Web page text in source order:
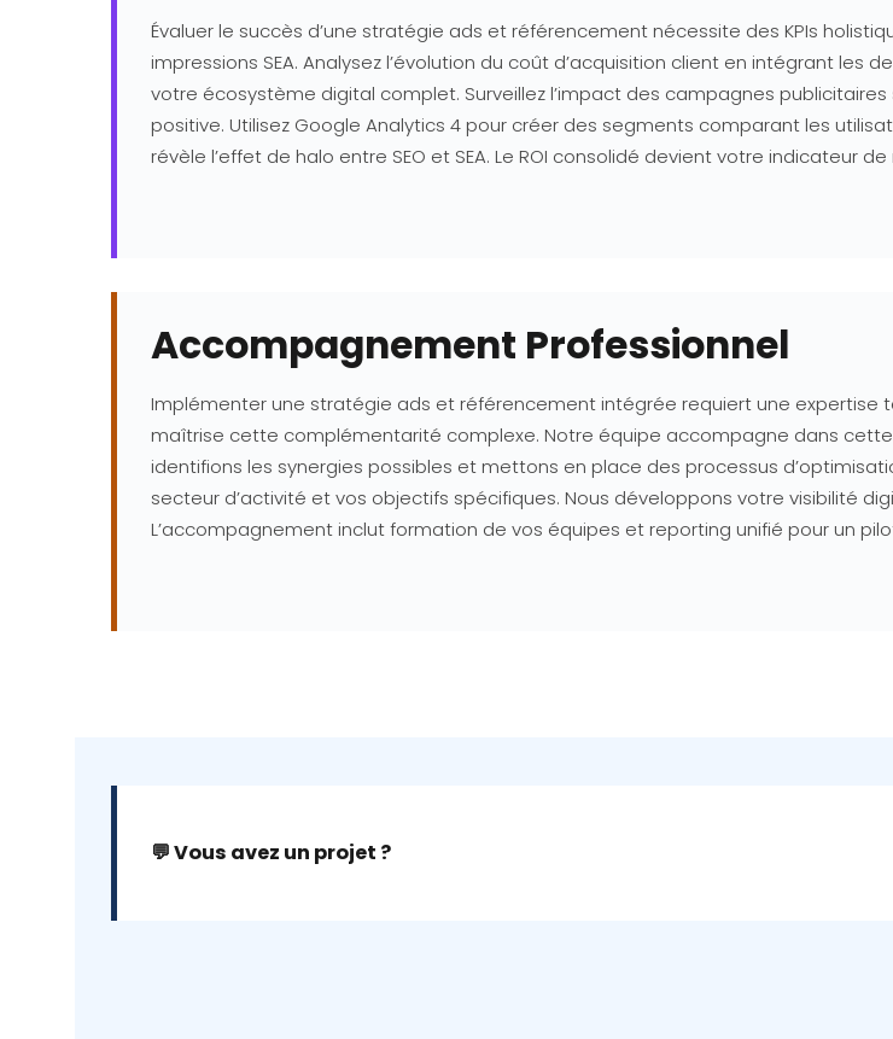
Évaluer le succès d’une stratégie ads et référencement nécessite des KPIs
impressions SEA. Analysez l’évolution du coût d’acquisition client en intégrant les
votre écosystème digital complet. Surveillez l’impact des campagnes
positive. Utilisez Google Analytics 4 pour créer des segments comparant les
révèle l’effet de halo entre SEO et SEA. Le ROI consolidé devient votre indicateur
Accompagnement Professionnel
Implémenter une stratégie ads et référencement intégrée requiert une expertise
maîtrise cette complémentarité complexe. Notre équipe accompagne dans
identifions les synergies possibles et mettons en place des processus
secteur d’activité et vos objectifs spécifiques. Nous développons votre visibilité
L’accompagnement inclut formation de vos équipes et reporting unifié pour un
💬 Vous avez un projet ?